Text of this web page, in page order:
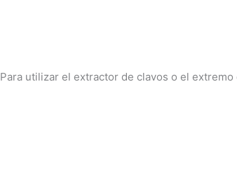
Para utilizar el extractor de clavos o el